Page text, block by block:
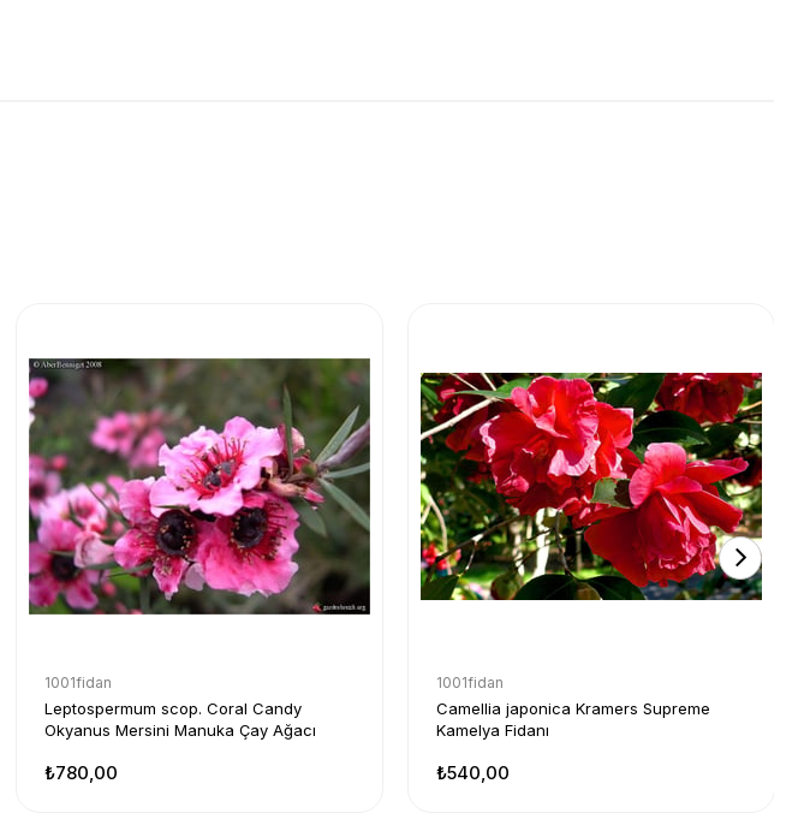
1001fidan
Leptospermum scop. Coral Candy
Okyanus Mersini Manuka Çay Ağacı
₺780,00
1001fidan
Camellia japonica Kramers Supreme
Kamelya Fidanı
₺540,00